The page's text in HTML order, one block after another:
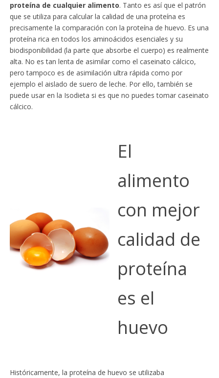
proteína de cualquier alimento. Tanto es así que el patrón
que se utiliza para calcular la calidad de una proteína es
precisamente la comparación con la proteína de huevo. Es una
proteína rica en todos los aminoácidos esenciales y su
biodisponibilidad (la parte que absorbe el cuerpo) es realmente
alta. No es tan lenta de asimilar como el caseinato cálcico,
pero tampoco es de asimilación ultra rápida como por
ejemplo el aislado de suero de leche. Por ello, también se
puede usar en la Isodieta si es que no puedes tomar caseinato
cálcico.
El
alimento
con mejor
calidad de
proteína
es el
huevo
Históricamente, la proteína de huevo se utilizaba